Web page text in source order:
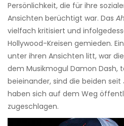
Persönlichkeit, die für ihre
Ansichten berüchtigt war. Das
vielfach kritisiert und
Hollywood-Kreisen gemieden.
unter ihren Ansichten litt, war
dem Musikmogul Damon Dash,
beieinander, sind die beiden
haben sich auf dem Weg
zugeschlagen.